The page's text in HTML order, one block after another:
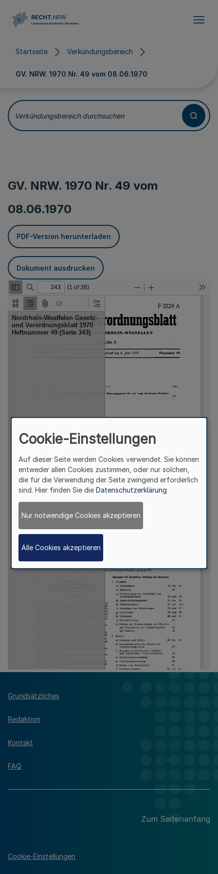
Startseite Verkündungsbereich
GV. NRW. 1970 Nr. 49 vom 08.06.1970
Verkündungsbereich durchsuchen
GV. NRW. 1970 Nr. 49 vom
08.06.1970
PDF-Version herunterladen
Dokument ausdrucken
Grundsätzliches
Redaktion
Kontakt
FAQ
Zum Seitenanfang
Cookie-Einstellungen
Cookie-Einstellungen
Auf dieser Seite werden Cookies verwendet. Sie können
entweder allen Cookies zustimmen, oder nur solchen,
die für die Verwendung der Seite zwingend erforderlich
sind. Hier finden Sie die Datenschutzerklärung
Nur notwendige Cookies akzeptieren
Alle Cookies akzeptieren